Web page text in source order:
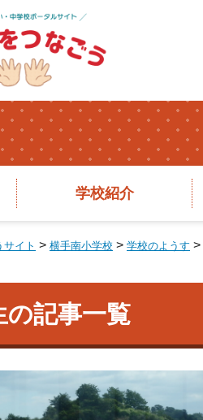
学校紹介
サイト > 横手南小学校 > 学校のようす >
の記事一覧